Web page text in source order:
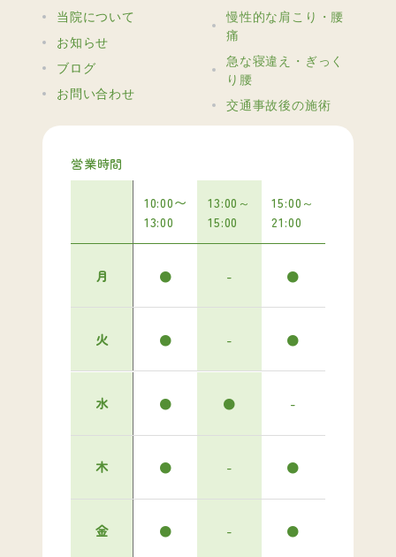
営業時間
10:00〜
13:00
13:00～
15:00
15:00～
21:00
月 ● - ●
火 ● - ●
水 ● ● -
木 ● - ●
金 ● - ●
当院について
お知らせ
ブログ
お問い合わせ
慢性的な肩こり・腰
痛
急な寝違え・ぎっく
り腰
交通事故後の施術